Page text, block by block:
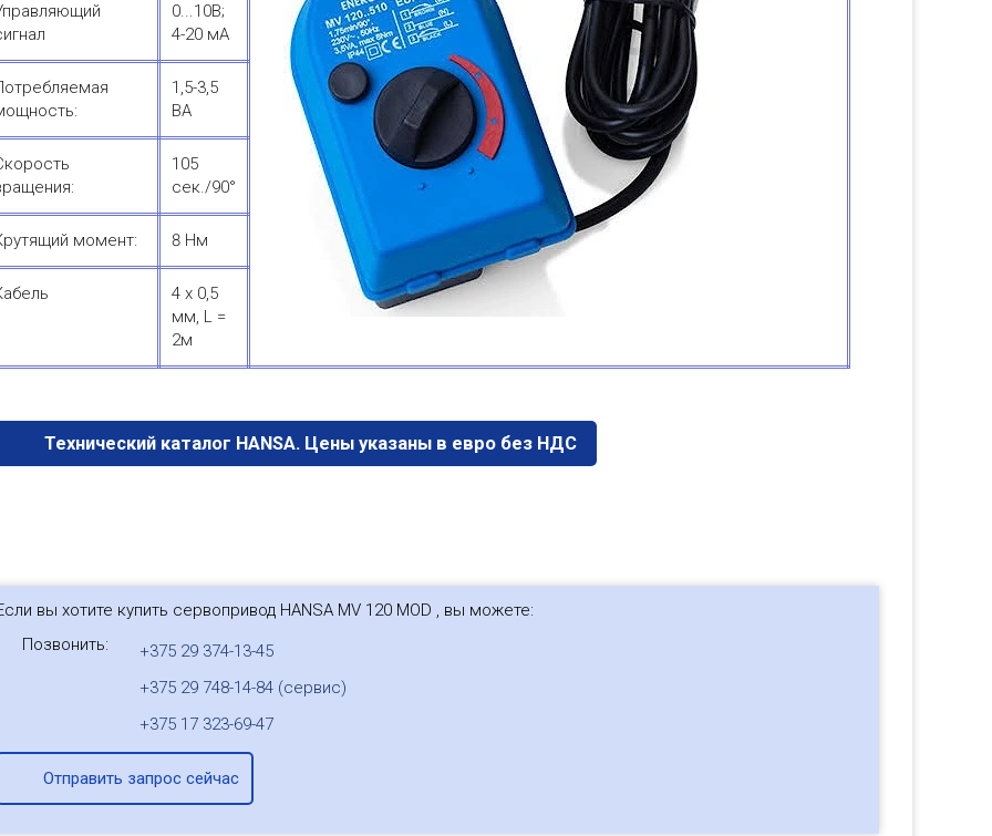
0...10В;
4-20 мА
1,5-3,5
ВА
105
сек./90°
момент: 8 Нм
4 х 0,5
мм, L =
2м
Технический каталог HANSA. Цены указаны в евро без НДС
вы хотите купить сервопривод HANSA MV 120 MОD , вы можете:
Позвонить:
+375 29 374-13-45
+375 29 748-14-84 (сервис)
+375 17 323-69-47
Отправить запрос сейчас